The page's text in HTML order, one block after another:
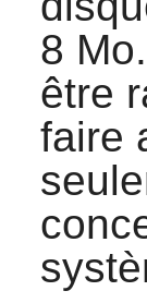
8
être
faire